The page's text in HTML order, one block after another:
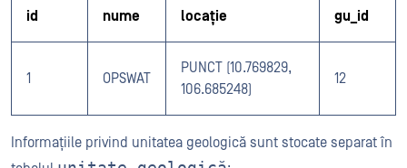
id nume locație gu_id
1 OPSWAT
PUNCT (10.769829,
106.685248)
12
Informațiile privind unitatea geologică sunt stocate separat în